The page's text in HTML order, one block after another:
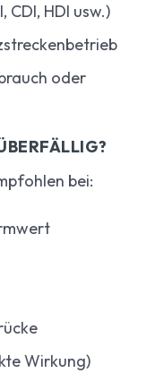
CDI, HDI usw.)
oder
bei:
Wirkung)